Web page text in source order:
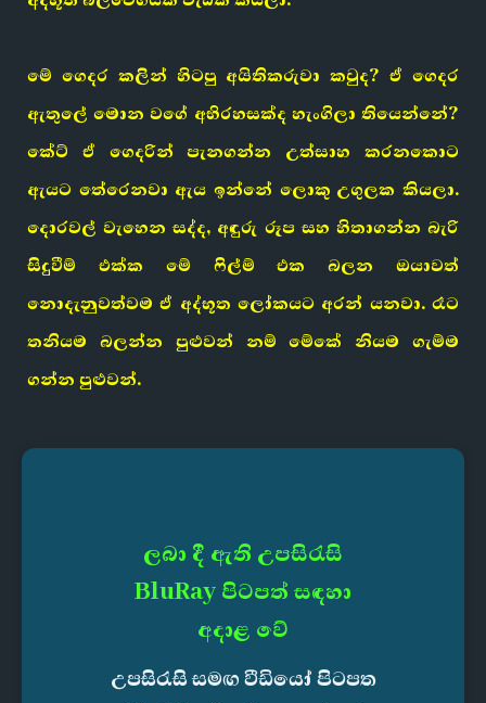
මේ ගෙදර කලින් හිටපු අයිතිකරුවා කවුද? ඒ ගෙදර
ඇතුලේ මොන වගේ අභිරහසක්ද හැංගිලා තියෙන්නේ?
කේට් ඒ ගෙදරින් පැනගන්න උත්සාහ කරනකොට
ඇයට තේරෙනවා ඇය ඉන්නේ ලොකු උගුලක කියලා.
දොරවල් වැහෙන සද්ද, අඳුරු රූප සහ හිතාගන්න බැරි
සිදුවීම් එක්ක මේ ෆිල්ම් එක බලන ඔයාවත්
නොදැනුවත්වම ඒ අද්භූත ලෝකයට අරන් යනවා. රෑට
තනියම බලන්න පුළුවන් නම් මේකේ නියම ගැම්ම
ගන්න පුළුවන්.
ලබා දී ඇති උපසිරැසි
BluRay පිටපත් සඳහා
අදාළ වේ
උපසිරැසි සමඟ වීඩියෝ පිටපත